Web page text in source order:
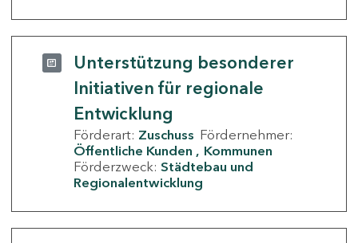
Unterstützung besonderer
Initiativen für regionale
Entwicklung
Förderart: Zuschuss Fördernehmer:
Öffentliche Kunden
Kommunen
Förderzweck: Städtebau und
Regionalentwicklung